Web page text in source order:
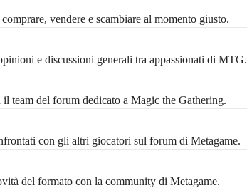
vendere e scambiare al momento giusto.
e discussioni generali tra appassionati di MTG.
team del forum dedicato a Magic the Gathering.
con gli altri giocatori sul forum di Metagame.
del formato con la community di Metagame.